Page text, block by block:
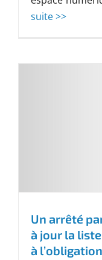
suite >>
Un arrêté
à jour la
à